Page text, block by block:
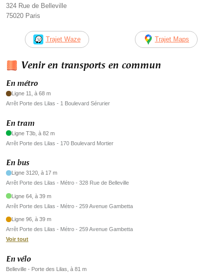
324 Rue de Belleville
75020 Paris
Trajet Waze Trajet Maps
Venir en transports en commun
En métro
Ligne 11, à 68 m
Arrêt Porte des Lilas - 1 Boulevard Sérurier
En tram
Ligne T3b, à 82 m
Arrêt Porte des Lilas - 170 Boulevard Mortier
En bus
Ligne 3120, à 17 m
Arrêt Porte des Lilas - Métro - 328 Rue de Belleville
Ligne 64, à 39 m
Arrêt Porte des Lilas - Métro - 259 Avenue Gambetta
Ligne 96, à 39 m
Arrêt Porte des Lilas - Métro - 259 Avenue Gambetta
Voir tout
En vélo
Belleville - Porte des Lilas, à 81 m